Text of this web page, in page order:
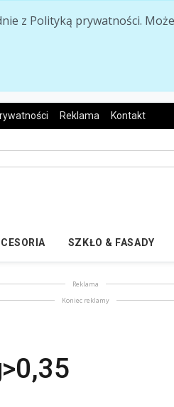
z Polityką prywatności.
Reklama Kontakt
SZKŁO & FASADY
Reklama
Koniec reklamy